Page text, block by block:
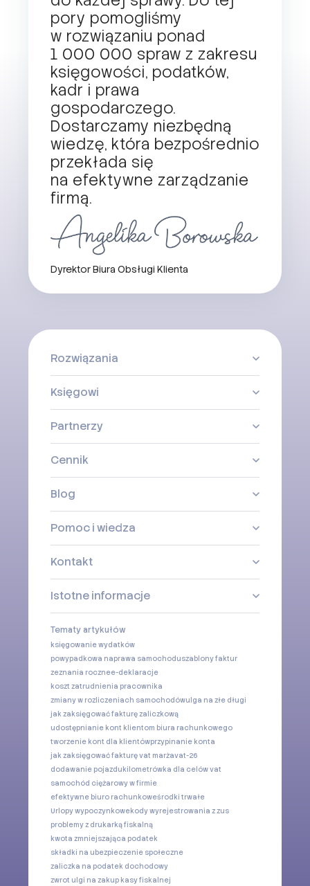
pory pomogliśmy
w rozwiązaniu ponad
1 000 000 spraw z zakresu
księgowości, podatków,
kadr i prawa
gospodarczego.
Dostarczamy niezbędną
wiedzę, która bezpośrednio
przekłada się
na efektywne zarządzanie
firmą.
Dyrektor Biura Obsługi Klienta
Rozwiązania
Księgowi
Partnerzy
Cennik
Blog
Pomoc i wiedza
Kontakt
Istotne informacje
Tematy artykułów
księgowanie wydatków
powypadkowa naprawa samochoduszablony faktur
zeznania rocznee-deklaracje
koszt zatrudnienia pracownika
zmiany w rozliczeniach samochodówulga na złe długi
jak zaksięgować fakturę zaliczkową
udostępnianie kont klientom biura rachunkowego
tworzenie kont dla klientówprzypinanie konta
jak zaksięgować fakturę vat marżavat-26
dodawanie pojazdukilometrówka dla celów vat
samochód ciężarowy w firmie
efektywne biuro rachunkoweśrodki trwałe
Urlopy wypoczynkowekody wyrejestrowania z zus
problemy z drukarką fiskalną
kwota zmniejszająca podatek
składki na ubezpieczenie społeczne
zaliczka na podatek dochodowy
zwrot ulgi na zakup kasy fiskalnej